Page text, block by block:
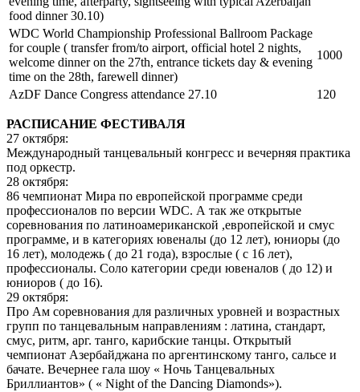
food dinner 30.10)
WDC World Championship Professional Ballroom Package
for couple ( transfer from/to airport, official hotel 2 nights,
welcome dinner on the 27th, entrance tickets day & evening
time on the 28th, farewell dinner)
1000
AzDF Dance Congress attendance 27.10 120
РАСПИСАНИЕ ФЕСТИВАЛЯ
27 октября:
Международный танцевальный конгресс и вечерняя практика
под оркестр.
28 октября:
86 чемпионат Мира по европейской программе среди
профессионалов по версии WDC. А так же открытые
соревнования по латиноамериканской ,европейской и смус
программе, и в категориях ювеналы (до 12 лет), юниоры (до
16 лет), молодежь ( до 21 года), взрослые ( с 16 лет),
профессионалы. Соло категории среди ювеналов ( до 12) и
юниоров ( до 16).
29 октября:
Про Ам соревнования для различных уровней и возрастных
групп по танцевальным направлениям : латина, стандарт,
смус, ритм, арг. танго, карибские танцы. Открытый
чемпионат Азербайджана по аргентинскому танго, сальсе и
бачате. Вечернее гала шоу « Ночь Танцевальных
Бриллиантов» ( « Night of the Dancing Diamonds»).